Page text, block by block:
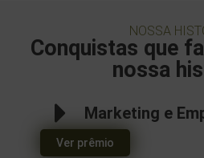
NOSSA
Conquistas que
nossa
Marketing e
Ver prêmio